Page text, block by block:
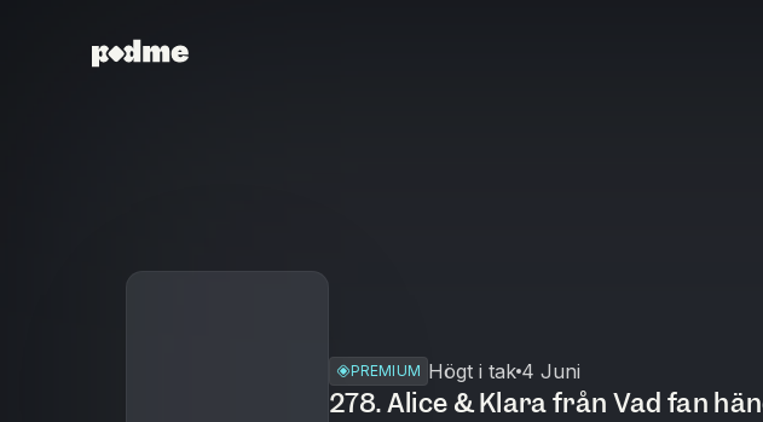
PREMIUM Högt i tak 4 Juni
278. Alice & Klara från Vad fan